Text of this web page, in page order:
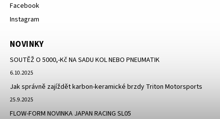
Facebook
Instagram
NOVINKY
SOUTĚŽ O 5000,-Kč NA SADU KOL NEBO PNEUMATIK
6.10.2025
Jak správně zajíždět karbon-keramické brzdy Triton Motorsports
25.9.2025
FLOW-FORM NOVINKA JAPAN RACING SL05